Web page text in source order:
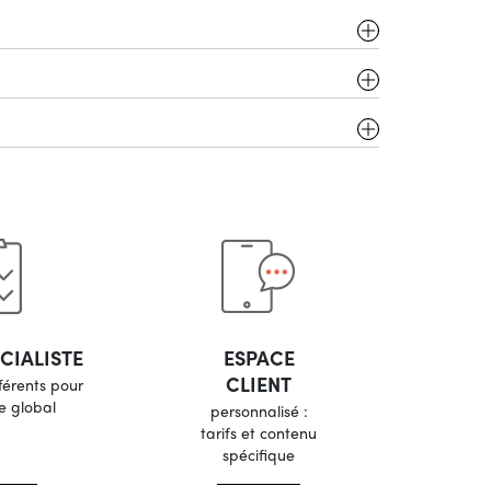
pour
global
ESPACE
CLIENT
personnalisé :
tarifs et contenu
spécifique